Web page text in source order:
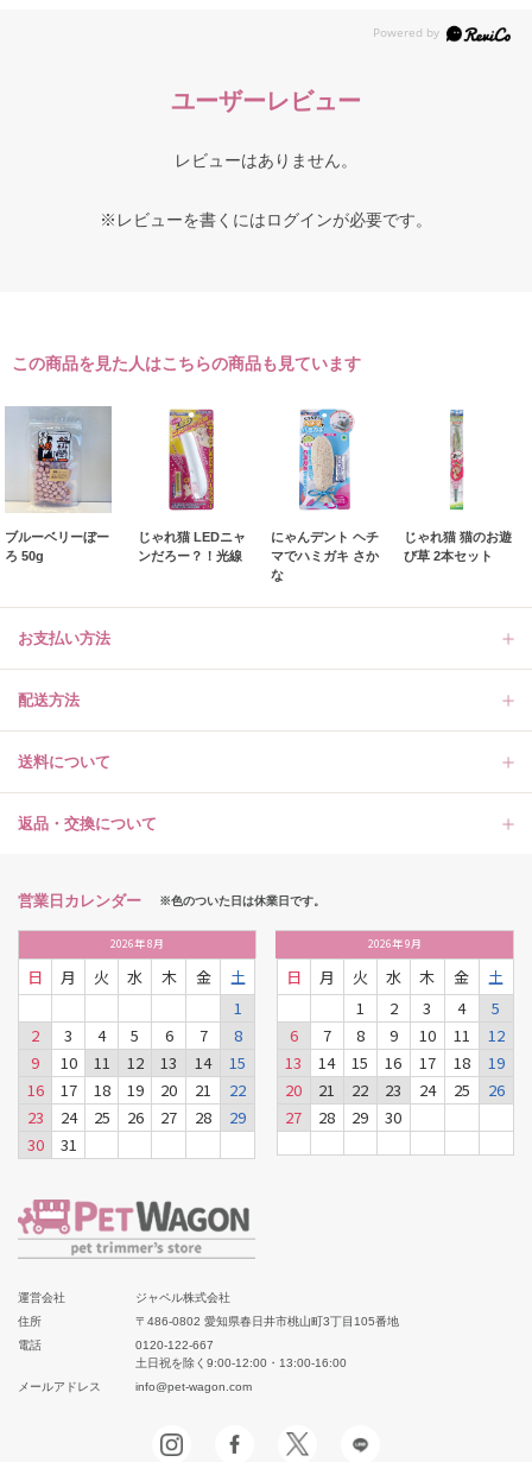
ユーザーレビュー
レビューはありません。
※レビューを書くにはログインが必要です。
この商品を見た人はこちらの商品も見ています
ブルーベリーぼー
ろ 50g
じゃれ猫 LEDニャ
ンだろー？！光線
にゃんデント ヘチ
マでハミガキ さか
な
じゃれ猫 猫のお遊
び草 2本セット
お支払い方法
配送方法
送料について
返品・交換について
営業日カレンダー ※色のついた日は休業日です。
2026年8月
日 月 火 水 木 金
土
1
2
3 4 5 6 7
8
9
10 11 12 13 14
15
16
17 18 19 20 21
22
23
24 25 26 27 28
29
30
31
2026年9月
日 月 火 水 木 金
土
1
2 3 4
5
6
7 8 9 10 11
12
13
14 15 16 17 18
19
20
21 22 23 24 25
26
27
28 29 30
運営会社
ジャペル株式会社
住所
〒486-0802 愛知県春日井市桃山町3丁目105番地
電話
0120-122-667
土日祝を除く9:00-12:00・13:00-16:00
メールアドレス
info@pet-wagon.com